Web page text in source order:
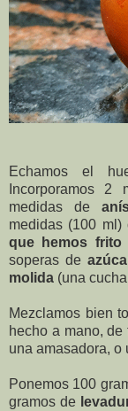
Echamos el
Incorporamos 2
medidas de
medidas (100 ml)
que hemos frito
soperas de
molida (una
Mezclamos bien
hecho a mano,
una amasadora, o
Ponemos 100
gramos de